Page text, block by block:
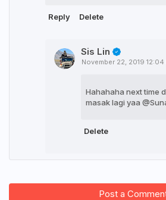
Reply Delete
Sis Lin
November 22, 2019 12:04
Hahahaha next time
masak lagi yaa
Delete
Post a